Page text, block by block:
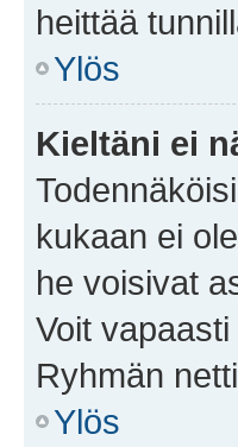
heittää
Ylös
Kieltäni ei
kukaan ei
he voisivat
Voit
Ryhmän
Ylös